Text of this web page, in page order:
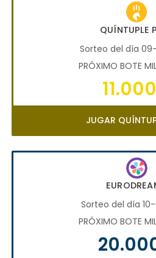
QUÍNTUPLE
Sorteo del día
PRÓXIMO BOTE
JUGAR
Sorteo del día
PRÓXIMO BOTE